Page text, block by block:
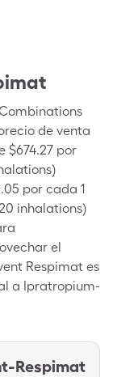
de venta
$674.27 por
por cada 1
inhalations)
el
Respimat es
a Ipratropium-
Respimat